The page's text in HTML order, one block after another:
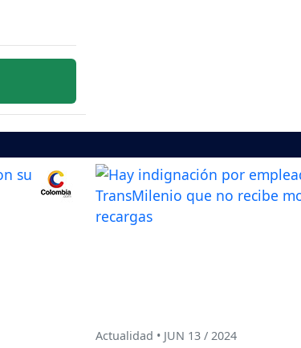
Actualidad • JUN 13 / 2024